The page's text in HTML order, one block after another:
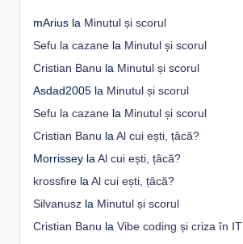
mArius la Minutul și scorul
Sefu la cazane la Minutul și scorul
Cristian Banu la Minutul și scorul
Asdad2005 la Minutul și scorul
Sefu la cazane la Minutul și scorul
Cristian Banu la Al cui ești, țâcă?
Morrissey la Al cui ești, țâcă?
krossfire la Al cui ești, țâcă?
Silvanusz la Minutul și scorul
Cristian Banu la Vibe coding și criza în IT